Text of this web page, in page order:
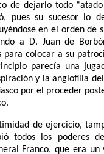
de dejarlo todo
pues su sucesor lo
en el orden de
a D. Juan de
para colocar a su
parecía una
y la anglofilia
por el proceder
de ejercicio,
todos los poderes
Franco, que era un